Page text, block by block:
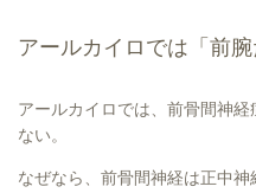
アールカイロでは「前
アールカイロでは、前骨間神
ない。
なぜなら、前骨間神経は正中神